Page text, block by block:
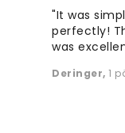
"It was
perfectly!
was
Deringer, 1